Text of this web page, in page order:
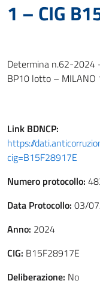
1 – CIG
Determina n.62-2024
BP10 lotto – MILANO
Link BDNCP:
https://
cig=B15F28917E
Numero protocollo:
Data Protocollo: 03/
Anno: 2024
CIG: B15F28917E
Deliberazione: No